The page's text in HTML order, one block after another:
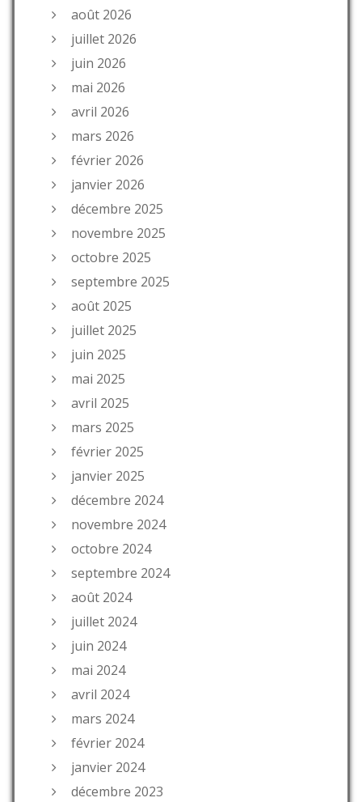
août 2026
juillet 2026
juin 2026
mai 2026
avril 2026
mars 2026
février 2026
janvier 2026
décembre 2025
novembre 2025
octobre 2025
septembre 2025
août 2025
juillet 2025
juin 2025
mai 2025
avril 2025
mars 2025
février 2025
janvier 2025
décembre 2024
novembre 2024
octobre 2024
septembre 2024
août 2024
juillet 2024
juin 2024
mai 2024
avril 2024
mars 2024
février 2024
janvier 2024
décembre 2023